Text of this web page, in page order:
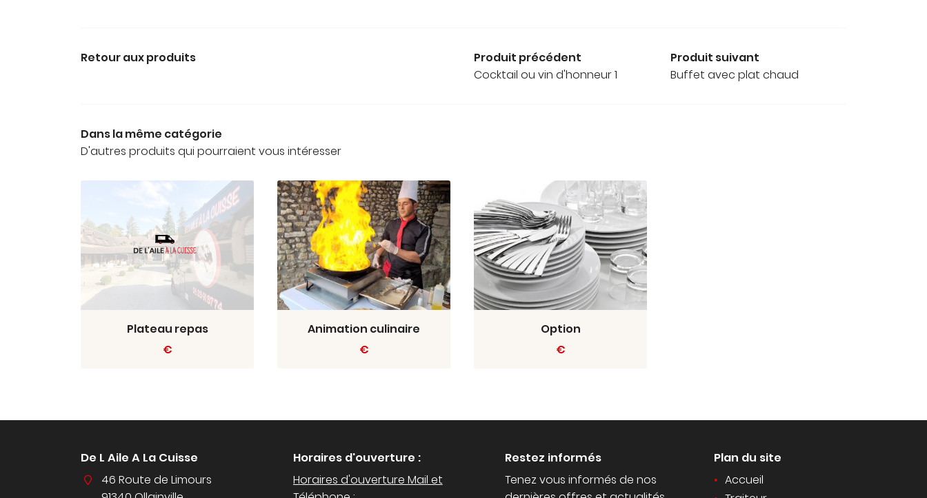
Retour aux produits
Produit précédent
Cocktail ou vin d'honneur 1
Produit suivant
Buffet avec plat chaud
Dans la même catégorie
D'autres produits qui pourraient vous intéresser
Plateau repas
€
Animation culinaire
€
Option
€
De L Aile A La Cuisse
46 Route de Limours
Horaires d'ouverture :
Horaires d'ouverture Mail et
Restez informés
Tenez vous informés de nos
Plan du site
Accueil